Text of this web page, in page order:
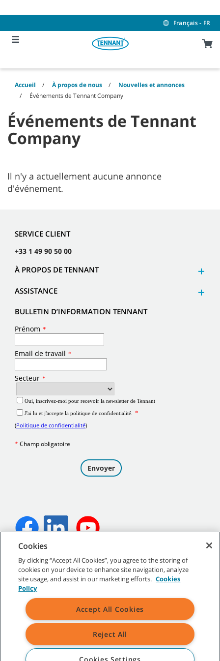
to
to
menu
Français - FR
Accueil À propos de nous
Nouvelles et annonces
Événements de Tennant Company
Événements de Tennant
Company
Il n'y a actuellement aucune annonce
d'événement.
SERVICE CLIENT
+33 1 49 90 50 00
À PROPOS DE TENNANT
ASSISTANCE
BULLETIN D’INFORMATION TENNANT
©2026Tennant Company. Tous droits réservés.
Plan du site Politiques générales Conditions d’utilisation
Conditions de vente
Toutes les marques de commerce et tous les logos de Tennant
indiqués sont la propriété de Tennant Company et/ou de ses
Cookies
By clicking “Accept All Cookies”, you agree to the storing of
cookies on your device to enhance site navigation, analyze
site usage, and assist in our marketing efforts. Cookies
Policy
Accept All Cookies
Reject All